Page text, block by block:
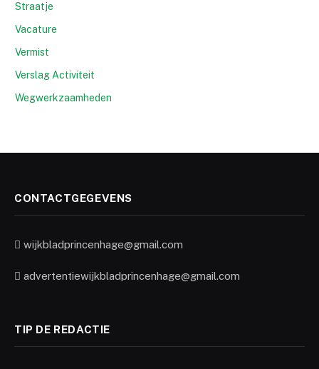
Straatje
Vacature
Vermist
Verslag Activiteit
Wegwerkzaamheden
CONTACTGEGEVENS
wijkbladprincenhage@gmail.com
advertentiewijkbladprincenhage@gmail.com
TIP DE REDACTIE